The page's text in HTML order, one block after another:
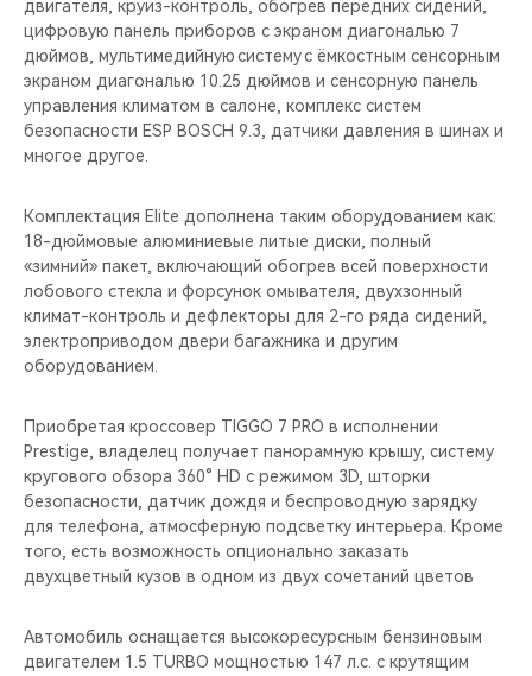
двигателя, круиз-контроль, обогрев передних сидений,
цифровую панель приборов с экраном диагональю 7
дюймов, мультимедийную систему с ёмкостным сенсорным
экраном диагональю 10.25 дюймов и сенсорную панель
управления климатом в салоне, комплекс систем
безопасности ESP BOSCH 9.3, датчики давления в шинах и
многое другое.
Комплектация Elite дополнена таким оборудованием как:
18-дюймовые алюминиевые литые диски, полный
«зимний» пакет, включающий обогрев всей поверхности
лобового стекла и форсунок омывателя, двухзонный
климат-контроль и дефлекторы для 2-го ряда сидений,
электроприводом двери багажника и другим
оборудованием.
Приобретая кроссовер TIGGO 7 PRO в исполнении
Prestige, владелец получает панорамную крышу, систему
кругового обзора 360° HD с режимом 3D, шторки
безопасности, датчик дождя и беспроводную зарядку
для телефона, атмосферную подсветку интерьера. Кроме
того, есть возможность опционально заказать
двухцветный кузов в одном из двух сочетаний цветов
Автомобиль оснащается высокоресурсным бензиновым
двигателем 1.5 TURBO мощностью 147 л.с. с крутящим